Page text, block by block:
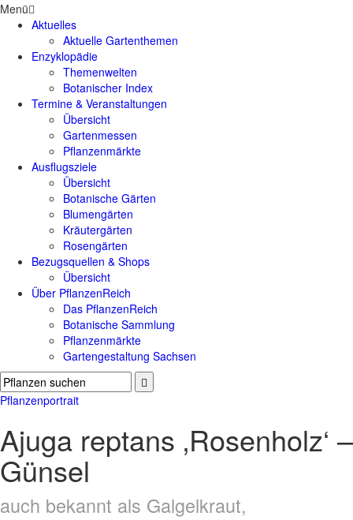
Menü
Aktuelles
Aktuelle Gartenthemen
Enzyklopädie
Themenwelten
Botanischer Index
Termine & Veranstaltungen
Übersicht
Gartenmessen
Pflanzenmärkte
Ausflugsziele
Übersicht
Botanische Gärten
Blumengärten
Kräutergärten
Rosengärten
Bezugsquellen & Shops
Übersicht
Über PflanzenReich
Das PflanzenReich
Botanische Sammlung
Pflanzenmärkte
Gartengestaltung Sachsen
Pflanzenportrait
Ajuga reptans ‚Rosenholz‘ –
Günsel
auch bekannt als Galgelkraut,